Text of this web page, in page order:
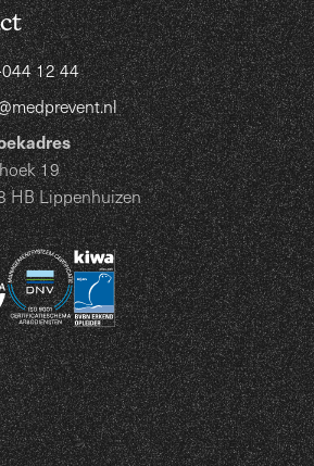
12 44
19
HB Lippenhuizen